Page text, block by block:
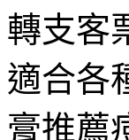
轉支客
適合各
膏推薦